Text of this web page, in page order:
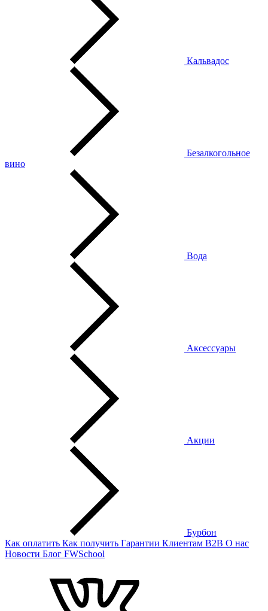
Кальвадос
Безалкогольное
вино
Вода
Аксессуары
Акции
Бурбон
Как оплатить Как получить Гарантии Клиентам B2B О нас
Новости Блог FWSchool